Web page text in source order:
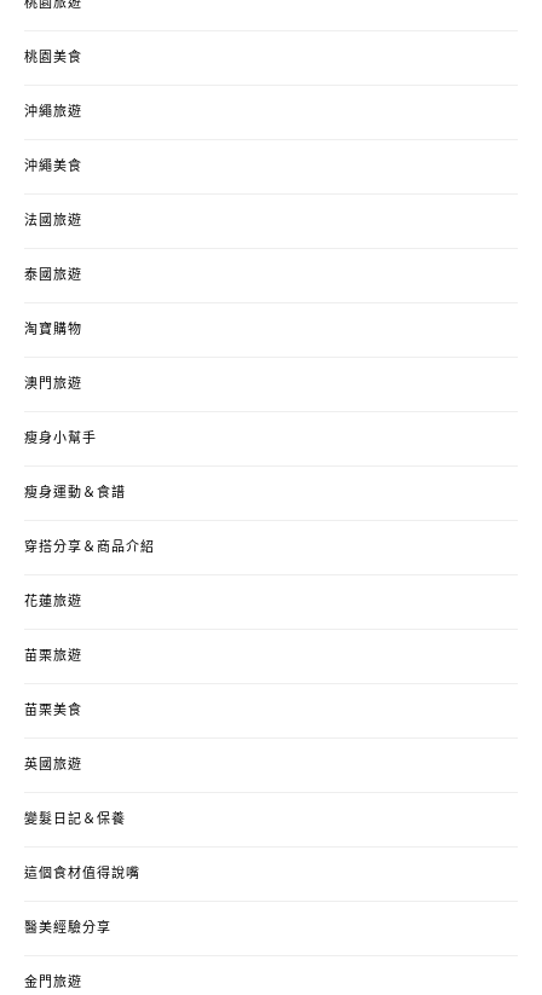
桃園旅遊
桃園美食
沖繩旅遊
沖繩美食
法國旅遊
泰國旅遊
淘寶購物
澳門旅遊
瘦身小幫手
瘦身運動＆食譜
穿搭分享＆商品介紹
花蓮旅遊
苗栗旅遊
苗栗美食
英國旅遊
變髮日記＆保養
這個食材值得說嘴
醫美經驗分享
金門旅遊